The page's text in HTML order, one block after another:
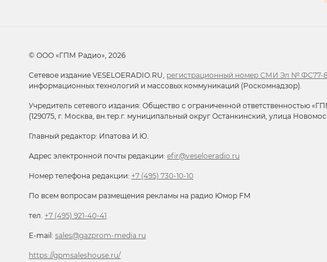
© ООО «ГПМ Радио», 2026
Сетевое издание VESELOERADIO.RU, регистрационный номер СМИ Эл № ФС77-
информационных технологий и массовых коммуникаций (Роскомнадзор).
Учредитель сетевого издания: Общество с ограниченной ответственностью
(129075, г. Москва, вн.тер.г. муниципальный округ Останкинский, улица
Главный редактор: Ипатова И.Ю.
Адрес электронной почты редакции: efir@veseloeradio.ru
Номер телефона редакции: +7 (495) 730-10-10
По всем вопросам размещения рекламы на радио Юмор FM
тел. +7 (495) 921-40-41
E-mail: sales@gazprom-media.ru
https://gpmsaleshouse.ru/